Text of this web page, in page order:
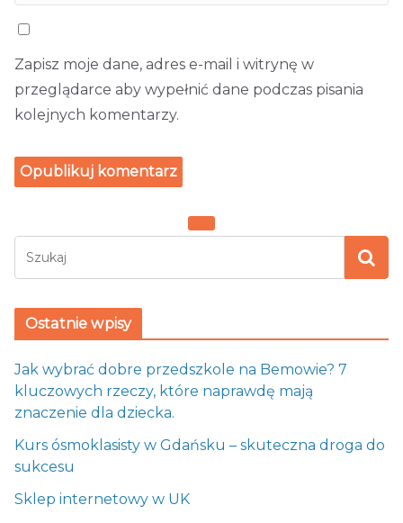
Zapisz moje dane, adres e-mail i witrynę w
przeglądarce aby wypełnić dane podczas pisania
kolejnych komentarzy.
Ostatnie wpisy
Jak wybrać dobre przedszkole na Bemowie? 7
kluczowych rzeczy, które naprawdę mają
znaczenie dla dziecka.
Kurs ósmoklasisty w Gdańsku – skuteczna droga do
sukcesu
Sklep internetowy w UK